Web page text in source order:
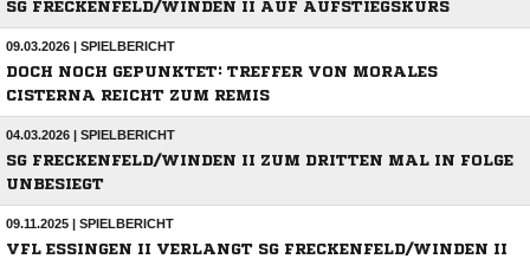
SG FRECKENFELD/WINDEN II AUF AUFSTIEGSKURS
09.03.2026 | SPIELBERICHT
DOCH NOCH GEPUNKTET: TREFFER VON MORALES
CISTERNA REICHT ZUM REMIS
04.03.2026 | SPIELBERICHT
SG FRECKENFELD/WINDEN II ZUM DRITTEN MAL IN FOLGE
UNBESIEGT
09.11.2025 | SPIELBERICHT
VFL ESSINGEN II VERLANGT SG FRECKENFELD/WINDEN II